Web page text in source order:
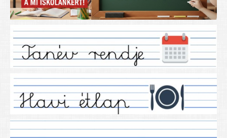
Iskolánkról
Tanáraink
Tanéveink
Régebbi tanéveink
2021/2022 tanév
2013/2014. tanév